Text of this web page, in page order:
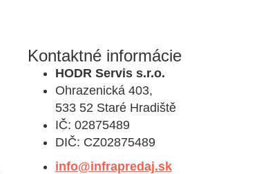
Kontaktné informácie
HODR Servis s.r.o.
Ohrazenická 403,
533 52 Staré Hradiště
IČ: 02875489
DIČ: CZ02875489
info@infrapredaj.sk